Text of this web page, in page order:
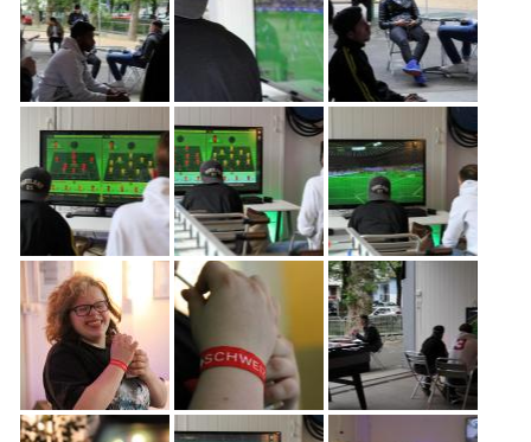
Netzwerk
Spenden
Jobs
Freiwilligenarbeit
News
Newsletter